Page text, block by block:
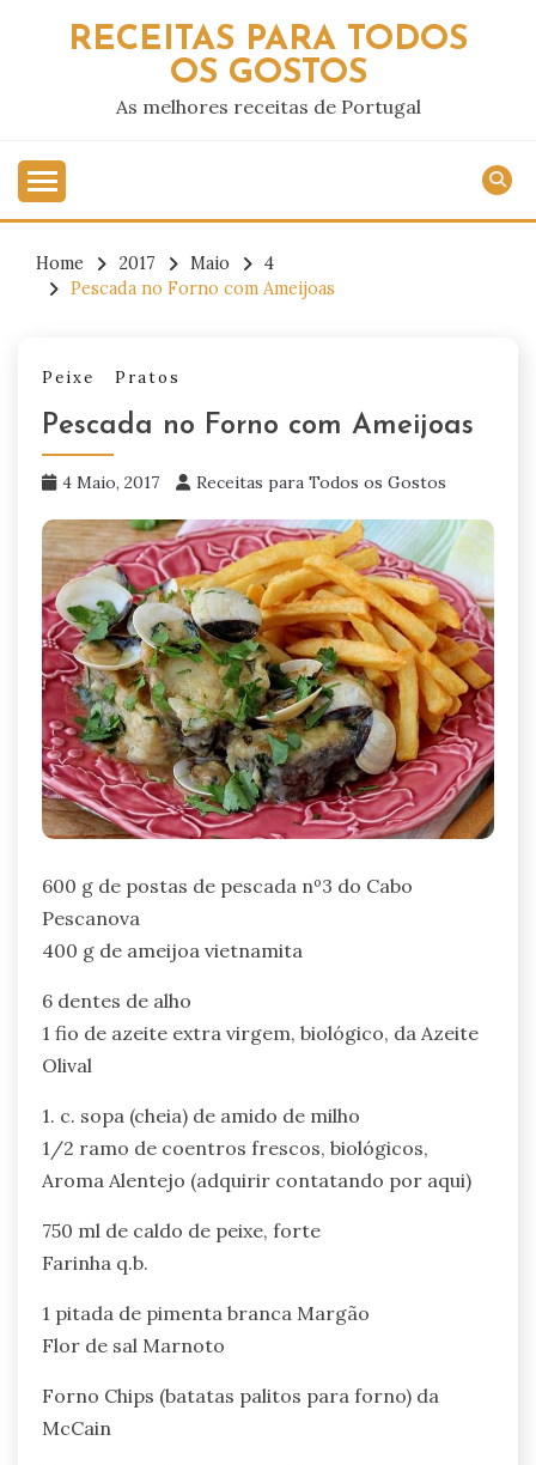
RECEITAS PARA TODOS
OS GOSTOS
As melhores receitas de Portugal
Home 2017 Maio
4
Pescada no Forno com Ameijoas
Peixe Pratos
Pescada no Forno com Ameijoas
4 Maio, 2017 Receitas para Todos os Gostos
600 g de postas de pescada nº3 do Cabo
Pescanova
400 g de ameijoa vietnamita
6 dentes de alho
1 fio de azeite extra virgem, biológico, da Azeite
Olival
1. c. sopa (cheia) de amido de milho
1/2 ramo de coentros frescos, biológicos,
Aroma Alentejo (adquirir contatando por aqui)
750 ml de caldo de peixe, forte
Farinha q.b.
1 pitada de pimenta branca Margão
Flor de sal Marnoto
Forno Chips (batatas palitos para forno) da
McCain